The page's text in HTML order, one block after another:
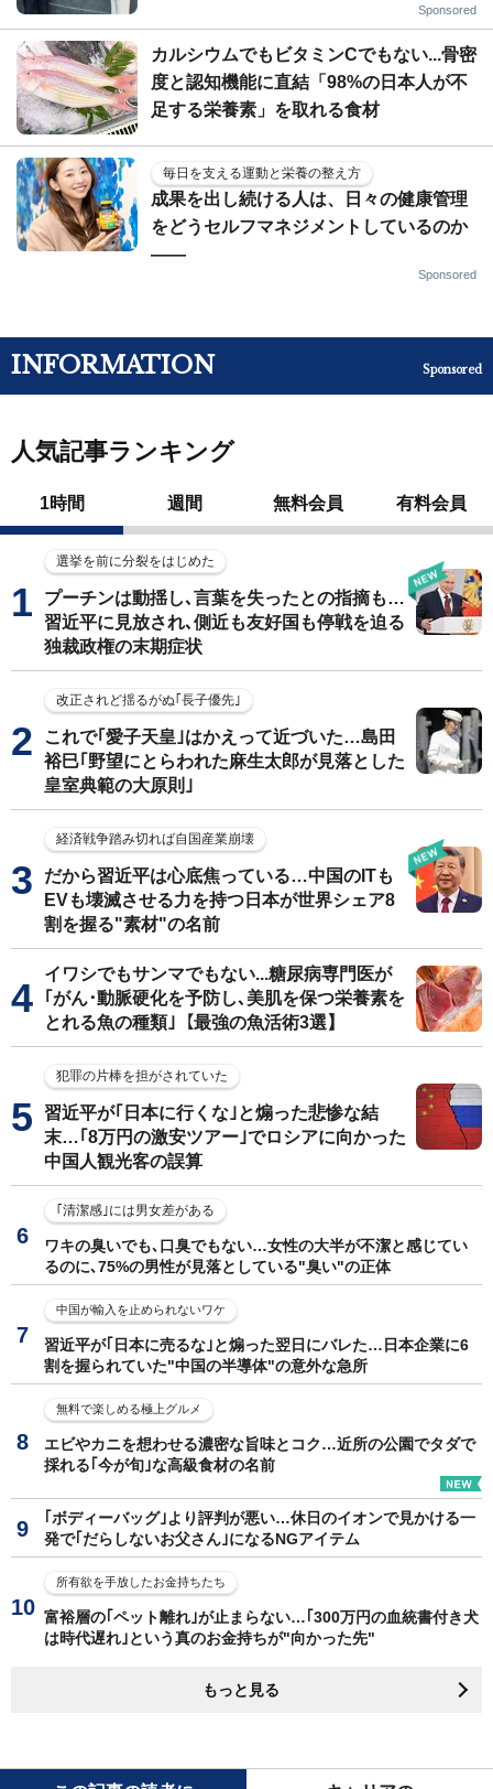
Sponsored
カルシウムでもビタミンCでもない...骨密
度と認知機能に直結「98%の日本人が不
足する栄養素」を取れる食材
毎日を支える運動と栄養の整え方
成果を出し続ける人は、日々の健康管理
をどうセルフマネジメントしているのか
——
Sponsored
INFORMATION Sponsored
人気記事ランキング
1時間 週間 無料会員 有料会員
選挙を前に分裂をはじめた
プーチンは動揺し､言葉を失ったとの指摘も…
習近平に見放され､側近も友好国も停戦を迫る
独裁政権の末期症状
改正されど揺るがぬ｢長子優先｣
これで｢愛子天皇｣はかえって近づいた…島田
裕巳｢野望にとらわれた麻生太郎が見落とした
皇室典範の大原則｣
経済戦争踏み切れば自国産業崩壊
だから習近平は心底焦っている…中国のITも
EVも壊滅させる力を持つ日本が世界シェア8
割を握る"素材"の名前
イワシでもサンマでもない...糖尿病専門医が
｢がん･動脈硬化を予防し､美肌を保つ栄養素を
とれる魚の種類｣【最強の魚活術3選】
犯罪の片棒を担がされていた
習近平が｢日本に行くな｣と煽った悲惨な結
末…｢8万円の激安ツアー｣でロシアに向かった
中国人観光客の誤算
｢清潔感｣には男女差がある
ワキの臭いでも､口臭でもない…女性の大半が不潔と感じてい
るのに､75%の男性が見落としている"臭い"の正体
中国が輸入を止められないワケ
習近平が｢日本に売るな｣と煽った翌日にバレた…日本企業に6
割を握られていた"中国の半導体"の意外な急所
無料で楽しめる極上グルメ
エビやカニを想わせる濃密な旨味とコク…近所の公園でタダで
採れる｢今が旬｣な高級食材の名前
｢ボディーバッグ｣より評判が悪い…休日のイオンで見かける一
発で｢だらしないお父さん｣になるNGアイテム
所有欲を手放したお金持ちたち
富裕層の｢ペット離れ｣が止まらない…｢300万円の血統書付き犬
は時代遅れ｣という真のお金持ちが"向かった先"
もっと見る